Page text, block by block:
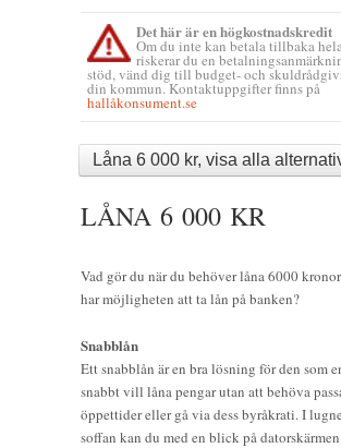
Det här är en högkostnadskredit
Om du inte kan betala tillbaka
riskerar du en
stöd, vänd dig till budget- och
din kommun. Kontaktuppgifter finns på
hallåkonsument.se
Låna 6 000 kr, visa alla
LÅNA 6 000 KR
Vad gör du när du behöver låna 6000
har möjligheten att ta lån på banken?
Snabblån
Ett snabblån är en bra lösning för den som
snabbt vill låna pengar utan att behöva
öppettider eller gå via dess byråkrati. I
soffan kan du med en blick på